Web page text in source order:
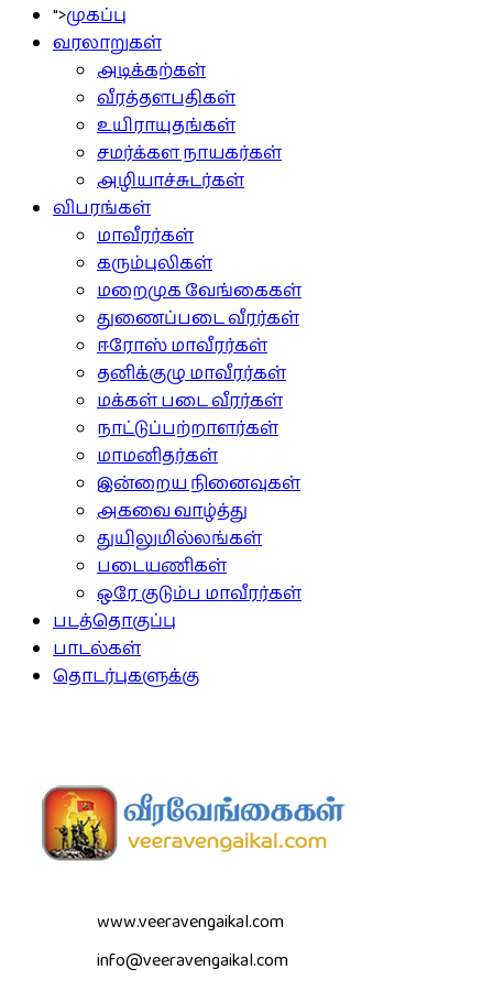
">முகப்பு
வரலாறுகள்
அடிக்கற்கள்
வீரத்தளபதிகள்
உயிராயுதங்கள்
சமர்க்கள நாயகர்கள்
அழியாச்சுடர்கள்
விபரங்கள்
மாவீரர்கள்
கரும்புலிகள்
மறைமுக வேங்கைகள்
துணைப்படை வீரர்கள்
ஈரோஸ் மாவீரர்கள்
தனிக்குழு மாவீரர்கள்
மக்கள் படை வீரர்கள்
நாட்டுப்பற்றாளர்கள்
மாமனிதர்கள்
இன்றைய நினைவுகள்
அகவை வாழ்த்து
துயிலுமில்லங்கள்
படையணிகள்
ஒரே குடும்ப மாவீரர்கள்
படத்தொகுப்பு
பாடல்கள்
தொடர்புகளுக்கு
www.veeravengaikal.com
info@veeravengaikal.com